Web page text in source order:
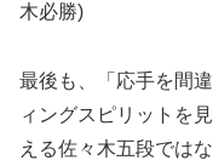
木必勝)
最後も、「応手を間
ィングスピリットを
える佐々木五段では